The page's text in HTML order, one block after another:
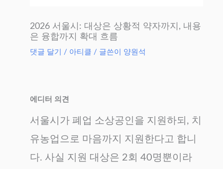
2026 서울시: 대상은 상황적 약자까지, 내용
은 융합까지 확대 흐름
댓글 달기 / 아티클 / 글쓴이 양원석
에디터 의견
서울시가 폐업 소상공인을 지원하되, 치
유농업으로 마음까지 지원한다고 합니
다. 사실 지원 대상은 2회 40명뿐이라